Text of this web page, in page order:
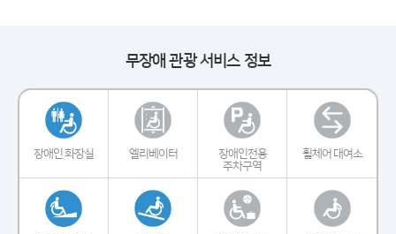
무장애 관광 서비스 정보
장애인 화장실 엘리베이터
장애인전용
주차구역
휠체어 대여소